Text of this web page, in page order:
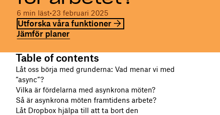
​​6 min läst•​​23 februari 2025
Utforska våra funktioner
Jämför planer
Table of contents
Låt oss börja med grunderna: Vad menar vi med
”async”?
Vilka är fördelarna med asynkrona möten?
Så är asynkrona möten framtidens arbete?
Låt Dropbox hjälpa till att ta bort den